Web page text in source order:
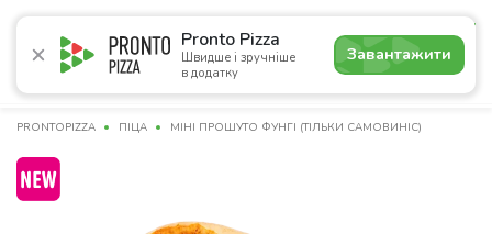
Pronto Pizza
Швидше і зручніше
в додатку
Завантажити
4.7
Акції Піца Суші Сети Лаваші Комбо Напої
PRONTOPIZZA ПІЦА МІНІ ПРОШУТО ФУНГІ (ТІЛЬКИ САМОВИНІС)